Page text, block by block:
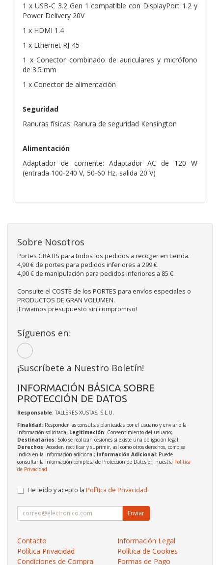
1 x USB-C 3.2 Gen 1 compatible con DisplayPort 1.2 y
Power Delivery 20V
1 x HDMI 1.4
1 x Ethernet RJ-45
1 x Conector combinado de auriculares y micrófono
de 3.5 mm
1 x Conector de alimentación
Seguridad
Ranuras físicas: Ranura de seguridad Kensington
Alimentación
Adaptador de corriente: Adaptador AC de 120 W
(entrada 100-240 V, 50-60 Hz, salida 20 V)
Sobre Nosotros
Portes GRATIS para todos los pedidos a recoger en tienda.
4,90 € de portes para pedidos inferiores a 299 €.
4,90 € de manipulación para pedidos inferiores a 85 €.
Consulte el COSTE de los PORTES para envíos especiales o
PRODUCTOS DE GRAN VOLUMEN.
¡Enviamos presupuesto sin compromiso!
Síguenos en:
¡Suscríbete a Nuestro Boletín!
INFORMACIÓN BÁSICA SOBRE
PROTECCIÓN DE DATOS
Responsable: TALLERES XUSTAS, S.L.U.
Finalidad: Responder las consultas planteadas por el usuario y enviarle la
información solicitada; Legitimación: Consentimiento del usuario;
Destinatarios: Solo se realizan cesiones si existe una obligación legal;
Derechos: Acceder, rectificar y suprimir, así como otros derechos, como se
indica en la información adicional; Información Adicional: Puede
consultar la información completa de Protección de Datos en nuestra Política
de Privacidad
He leído y acepto la Política de Privacidad.
Enviar
Contacto
Información Legal
Política Privacidad
Política de Cookies
Condiciones de Compra
Formas de Pago